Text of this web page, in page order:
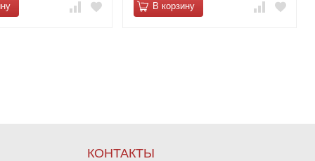
В корзину
КОНТАКТЫ